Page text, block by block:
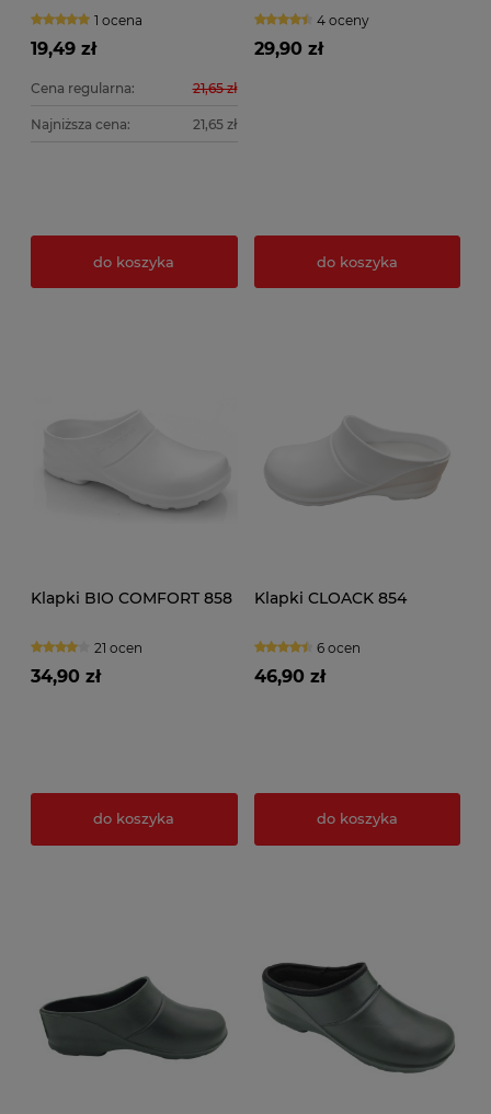
1 ocena
19,49 zł
Cena regularna: 21,65 zł
Najniższa cena: 21,65 zł
do koszyka
4 oceny
29,90 zł
do koszyka
Klapki BIO COMFORT 858
21 ocen
34,90 zł
do koszyka
Klapki CLOACK 854
6 ocen
46,90 zł
do koszyka